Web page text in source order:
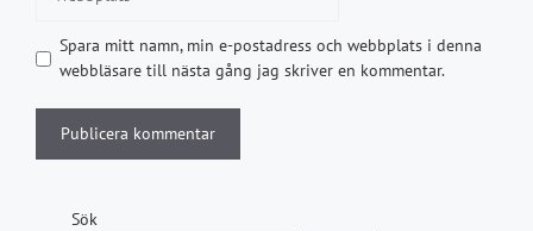
Spara mitt namn, min e-postadress och webbplats i denna
webbläsare till nästa gång jag skriver en kommentar.
Sök